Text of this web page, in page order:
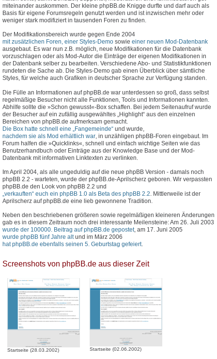
miteinander auskommen. Der kleine phpBB.de Knigge durfte und darf auch als
Basis für eigene Forumsregeln genutzt werden und ist inzwischen mehr oder
weniger stark modifiziert in tausenden Foren zu finden.
Der Modifikationsbereich wurde gegen Ende 2004
mit zusätzlichen Foren, einer Styles-Demo sowie einer neuen Mod-Datenbank
ausgebaut. Es war nun z.B. möglich, neue Modifikationen für die Datenbank
vorzuschlagen oder als Mod-Autor die Einträge der eigenen Modifikationen in
der Datenbank selber zu bearbeiten. Verschiedene Abo- und Statistikfunktionen
rundeten die Sache ab. Die Styles-Demo gab einen Überblick über sämtliche
Styles, für welche auch Grafiken in deutscher Sprache zur Verfügung standen.
Die Fülle an Informationen auf phpBB.de war unterdessen so groß, dass selbst
regelmäßige Besucher nicht alle Funktionen, Tools und Informationen kannten.
Abhilfe sollte die »Schon gewusst«-Box schaffen. Bei jedem Seitenaufruf wurde
der Besucher auf ein zufällig ausgewähltes „Highlight“ aus den einzelnen
Bereichen von phpBB.de aufmerksam gemacht.
Die Box hatte schnell eine „Fangemeinde“ und wurde,
nachdem sie als Mod erhältlich war , in unzähligen phpBB-Foren eingebaut. Im
Forum halfen die »Quicklinks«, schnell und einfach wichtige Seiten wie das
Benutzerhandbuch oder Einträge aus der Knowledge Base und der Mod-
Datenbank mit informativen Linktexten zu verlinken.
Im April 2004, als alle ungeduldig auf die neue phpBB Version - damals noch
phpBB 2.2 - warteten, wurde der phpBB.de-Aprilscherz geboren. Wir verpassten
phpBB.de den Look von phpBB 2.2 und
„verkauften“ euch ein phpBB 1.0 als Beta des phpBB 2.2. Mittlerweile ist der
Aprilscherz auf phpBB.de eine lieb gewonnene Tradition.
Neben den beschriebenen größeren sowie regelmäßigen kleineren Änderungen
gab es in diesem Zeitraum noch drei interessante Meilensteine: Am 26. Juli 2003
wurde der 100000. Beitrag auf phpBB.de gepostet, am 17. Juni 2005
wurde phpBB fünf Jahre altund im März 2006
hat phpBB.de ebenfalls seinen 5. Geburtstag gefeiert.
Screenshots von phpBB.de aus dieser Zeit
Startseite (28.03.2002) Startseite (02.06.2002)